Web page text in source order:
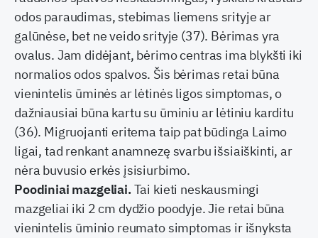
odos paraudimas, stebimas liemens srityje ar
galūnėse, bet ne veido srityje (37). Bėrimas yra
ovalus. Jam didėjant, bėrimo centras ima blykšti iki
normalios odos spalvos. Šis bėrimas retai būna
vienintelis ūminės ar lėtinės ligos simptomas, o
dažniausiai būna kartu su ūminiu ar lėtiniu karditu
(36). Migruojanti eritema taip pat būdinga Laimo
ligai, tad renkant anamnezę svarbu išsiaiškinti, ar
nėra buvusio erkės įsisiurbimo.
Poodiniai mazgeliai. Tai kieti neskausmingi
mazgeliai iki 2 cm dydžio poodyje. Jie retai būna
vienintelis ūminio reumato simptomas ir išnyksta